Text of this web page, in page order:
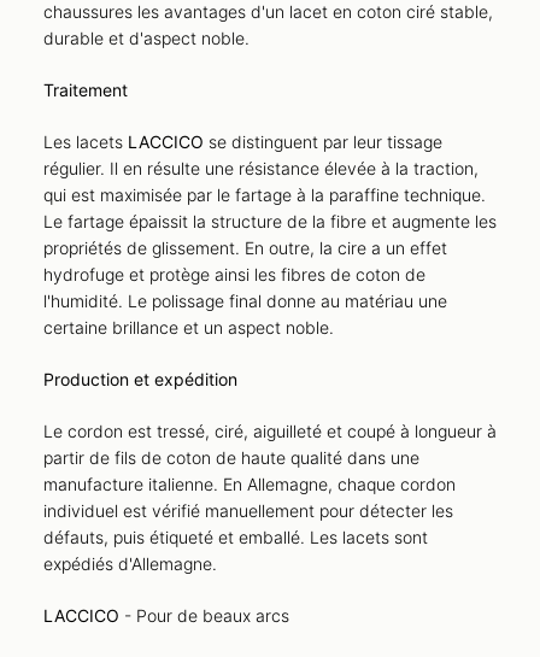
chaussures les avantages d'un lacet en coton ciré stable,
durable et d'aspect noble.
Traitement
Les lacets LACCICO se distinguent par leur tissage
régulier. Il en résulte une résistance élevée à la traction,
qui est maximisée par le fartage à la paraffine technique.
Le fartage épaissit la structure de la fibre et augmente les
propriétés de glissement. En outre, la cire a un effet
hydrofuge et protège ainsi les fibres de coton de
l'humidité. Le polissage final donne au matériau une
certaine brillance et un aspect noble.
Production et expédition
Le cordon est tressé, ciré, aiguilleté et coupé à longueur à
partir de fils de coton de haute qualité dans une
manufacture italienne. En Allemagne, chaque cordon
individuel est vérifié manuellement pour détecter les
défauts, puis étiqueté et emballé. Les lacets sont
expédiés d'Allemagne.
LACCICO - Pour de beaux arcs